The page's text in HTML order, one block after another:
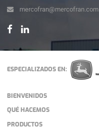
mercofran@mercofran.com
ESPECIALIZADOS EN:
BIENVENIDOS
QUÉ HACEMOS
PRODUCTOS